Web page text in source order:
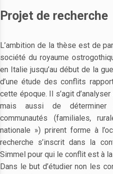
Projet de recherche
L’ambition de la thèse est de
société du royaume
en Italie jusqu’au début de la
d’une étude des conflits
cette époque. Il s’agit
mais aussi de
communautés (familiales,
nationale ») prirent forme à
recherche s’inscrit dans la
Simmel pour qui le conflit est à
Dans le but d’étudier non les